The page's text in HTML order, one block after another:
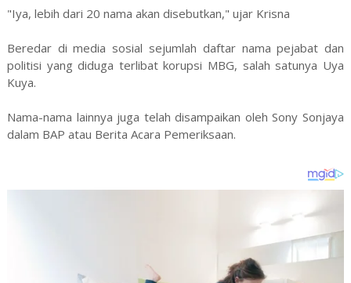
"Iya, lebih dari 20 nama akan disebutkan," ujar Krisna
Beredar di media sosial sejumlah daftar nama pejabat dan
politisi yang diduga terlibat korupsi MBG, salah satunya Uya
Kuya.
Nama-nama lainnya juga telah disampaikan oleh Sony Sonjaya
dalam BAP atau Berita Acara Pemeriksaan.